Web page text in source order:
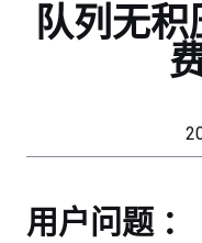
队列无
用户问题 ：